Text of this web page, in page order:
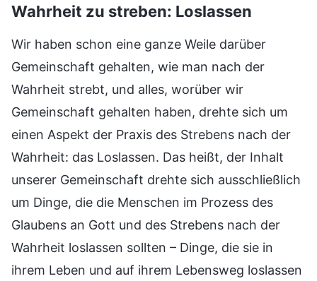
Wahrheit zu streben: Loslassen
Wir haben schon eine ganze Weile darüber
Gemeinschaft gehalten, wie man nach der
Wahrheit strebt, und alles, worüber wir
Gemeinschaft gehalten haben, drehte sich um
einen Aspekt der Praxis des Strebens nach der
Wahrheit: das Loslassen. Das heißt, der Inhalt
unserer Gemeinschaft drehte sich ausschließlich
um Dinge, die die Menschen im Prozess des
Glaubens an Gott und des Strebens nach der
Wahrheit loslassen sollten – Dinge, die sie in
ihrem Leben und auf ihrem Lebensweg loslassen